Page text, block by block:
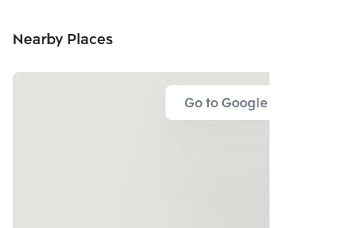
Nearby Places
Go to Google Map